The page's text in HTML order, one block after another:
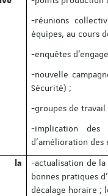
-réunions
équipes, au cours
-enquêtes
-nouvelle
Sécurité) ;
-groupes de travail
-implication des
d’amélioration
la
-actualisation de
bonnes pratiques
décalage horaire ;